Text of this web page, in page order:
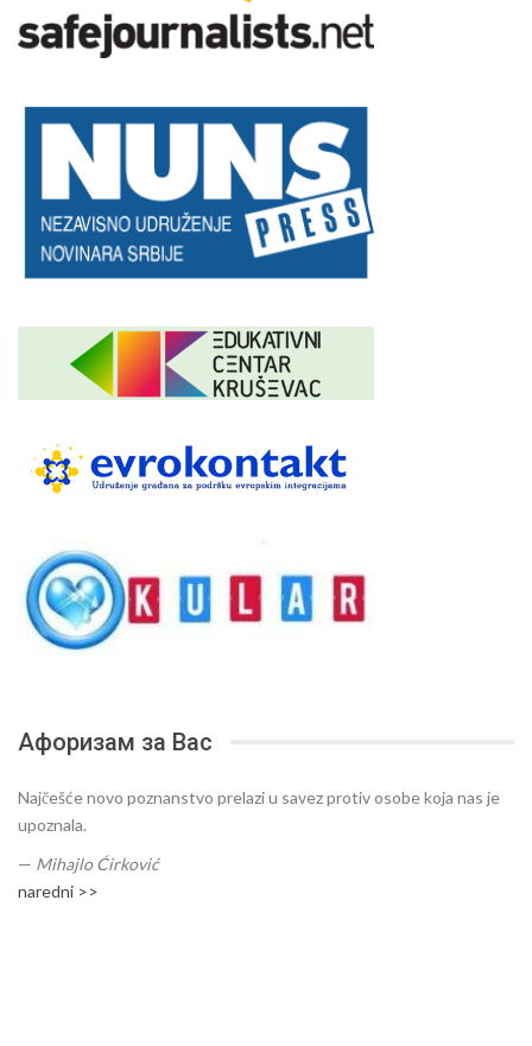
Афоризам за Вас
Najčešće novo poznanstvo prelazi u savez protiv osobe koja nas je
upoznala.
— Mihajlo Ćirković
naredni >>